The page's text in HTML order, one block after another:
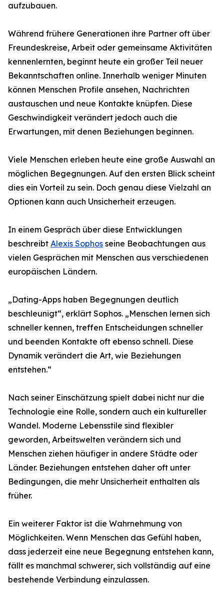
aufzubauen.
Während frühere Generationen ihre Partner oft über
Freundeskreise, Arbeit oder gemeinsame Aktivitäten
kennenlernten, beginnt heute ein großer Teil neuer
Bekanntschaften online. Innerhalb weniger Minuten
können Menschen Profile ansehen, Nachrichten
austauschen und neue Kontakte knüpfen. Diese
Geschwindigkeit verändert jedoch auch die
Erwartungen, mit denen Beziehungen beginnen.
Viele Menschen erleben heute eine große Auswahl an
möglichen Begegnungen. Auf den ersten Blick scheint
dies ein Vorteil zu sein. Doch genau diese Vielzahl an
Optionen kann auch Unsicherheit erzeugen.
In einem Gespräch über diese Entwicklungen
beschreibt Alexis Sophos seine Beobachtungen aus
vielen Gesprächen mit Menschen aus verschiedenen
europäischen Ländern.
„Dating-Apps haben Begegnungen deutlich
beschleunigt“, erklärt Sophos. „Menschen lernen sich
schneller kennen, treffen Entscheidungen schneller
und beenden Kontakte oft ebenso schnell. Diese
Dynamik verändert die Art, wie Beziehungen
entstehen.“
Nach seiner Einschätzung spielt dabei nicht nur die
Technologie eine Rolle, sondern auch ein kultureller
Wandel. Moderne Lebensstile sind flexibler
geworden, Arbeitswelten verändern sich und
Menschen ziehen häufiger in andere Städte oder
Länder. Beziehungen entstehen daher oft unter
Bedingungen, die mehr Unsicherheit enthalten als
früher.
Ein weiterer Faktor ist die Wahrnehmung von
Möglichkeiten. Wenn Menschen das Gefühl haben,
dass jederzeit eine neue Begegnung entstehen kann,
fällt es manchmal schwerer, sich vollständig auf eine
bestehende Verbindung einzulassen.